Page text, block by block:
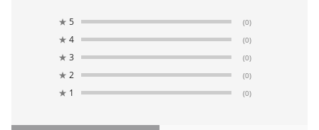
★ 5 (0)
★ 4 (0)
★ 3 (0)
★ 2 (0)
★ 1 (0)